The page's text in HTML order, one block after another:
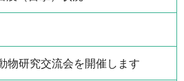
物研究交流会を開催します